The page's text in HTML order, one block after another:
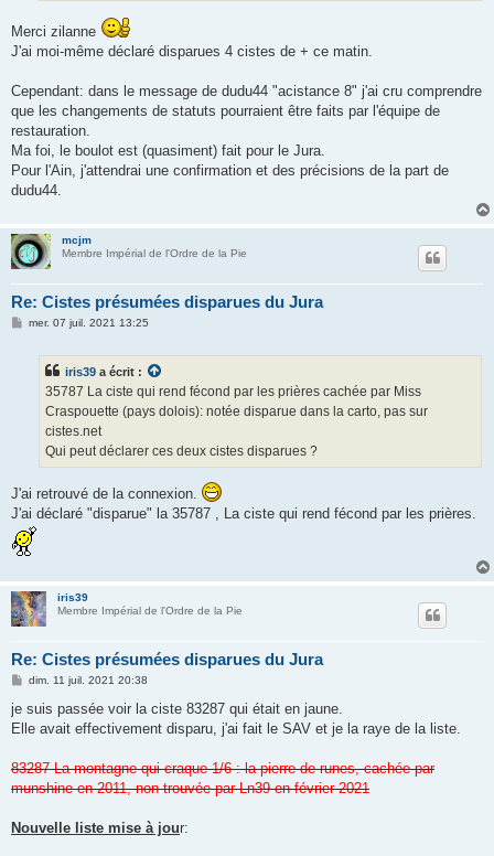
Merci zilanne
J'ai moi-même déclaré disparues 4 cistes de + ce matin.
Cependant: dans le message de dudu44 "acistance 8" j'ai cru comprendre
que les changements de statuts pourraient être faits par l'équipe de
restauration.
Ma foi, le boulot est (quasiment) fait pour le Jura.
Pour l'Ain, j'attendrai une confirmation et des précisions de la part de
dudu44.
mcjm
Membre Impérial de l'Ordre de la Pie
Re: Cistes présumées disparues du Jura
Mmer. 07 juil. 2021 13:25
iris39 a écrit :
35787 La ciste qui rend fécond par les prières cachée par Miss
Craspouette (pays dolois): notée disparue dans la carto, pas sur
cistes.net
Qui peut déclarer ces deux cistes disparues ?
J'ai retrouvé de la connexion.
J'ai déclaré "disparue" la 35787 , La ciste qui rend fécond par les prières.
iris39
Membre Impérial de l'Ordre de la Pie
Re: Cistes présumées disparues du Jura
M
s
a
dim. 11 juil. 2021 20:38
je suis passée voir la ciste 83287 qui était en jaune.
Elle avait effectivement disparu, j'ai fait le SAV et je la raye de la liste.
83287 La montagne qui craque 1/6 : la pierre de runes, cachée par
munshine en 2011, non trouvée par Ln39 en février 2021
Nouvelle liste mise à jour: